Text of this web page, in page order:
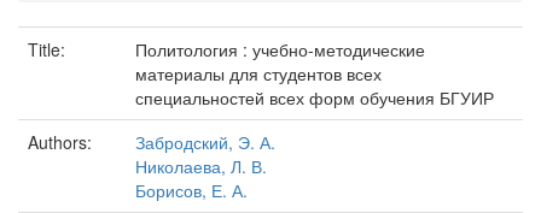
Title:
Политология : учебно-методические
материалы для студентов всех
специальностей всех форм обучения БГУИР
Authors:
Забродский, Э. А.
Николаева, Л. В.
Борисов, Е. А.